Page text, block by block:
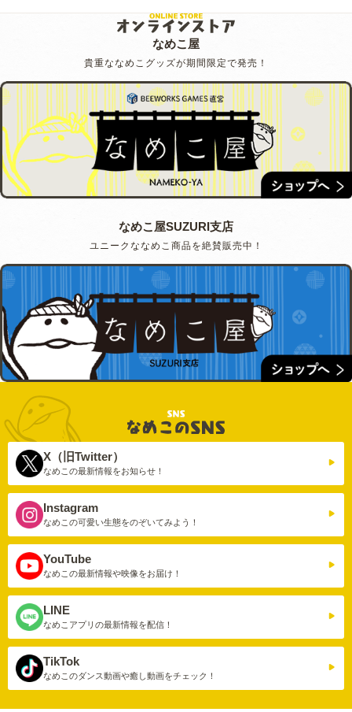
なめこ屋
貴重ななめこグッズが期間限定で発売！
なめこ屋SUZURI支店
ユニークななめこ商品を絶賛販売中！
X（旧Twitter）
なめこの最新情報をお知らせ！
Instagram
なめこの可愛い生態をのぞいてみよう！
YouTube
なめこの最新情報や映像をお届け！
LINE
なめこアプリの最新情報を配信！
TikTok
なめこのダンス動画や癒し動画をチェック！